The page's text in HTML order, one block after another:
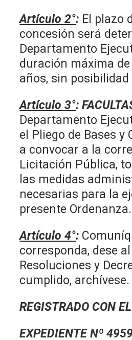
Artículo 2°: El plazo
concesión será
Departamento
duración máxima
años, sin
Artículo 3°:
Departamento
el Pliego de Bases y
a convocar a la
Licitación Pública,
las medidas
necesarias para la
presente Ordenanza.
Artículo 4°:
corresponda, dese
Resoluciones y
cumplido, archívese.
REGISTRADO CON
EXPEDIENTE Nº